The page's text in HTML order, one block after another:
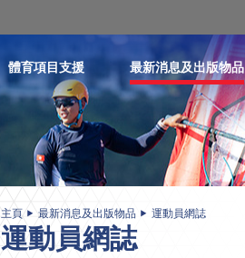
體育項目支援 最新消息及出版物品
主頁 最新消息及出版物品 運動員網誌
運動員網誌